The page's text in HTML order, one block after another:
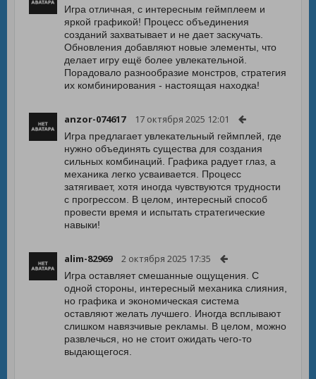
Игра отличная, с интересным геймплеем и
яркой графикой! Процесс объединения
созданий захватывает и не дает заскучать.
Обновления добавляют новые элементы, что
делает игру ещё более увлекательной.
Порадовало разнообразие монстров, стратегия
их комбинирования - настоящая находка!
anzor-074617 17 октября 2025 12:01
Игра предлагает увлекательный геймплей, где
нужно объединять существа для создания
сильных комбинаций. Графика радует глаз, а
механика легко усваивается. Процесс
затягивает, хотя иногда чувствуются трудности
с прогрессом. В целом, интересный способ
провести время и испытать стратегические
навыки!
alim-82969 2 октября 2025 17:35
Игра оставляет смешанные ощущения. С
одной стороны, интересный механика слияния,
но графика и экономическая система
оставляют желать лучшего. Иногда всплывают
слишком навязчивые рекламы. В целом, можно
развлечься, но не стоит ожидать чего-то
выдающегося.